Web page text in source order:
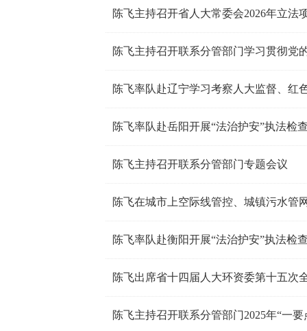
陈飞主持召开省人大常委会2026年立法
陈飞主持召开联系分管部门学习贯彻党
陈飞率队赴辽宁学习考察人大监督、红
陈飞率队赴岳阳开展“法治护安”执法检
陈飞主持召开联系分管部门专题会议
陈飞率队赴衡阳开展“法治护安”执法检
陈飞出席省十四届人大环资委第十五次